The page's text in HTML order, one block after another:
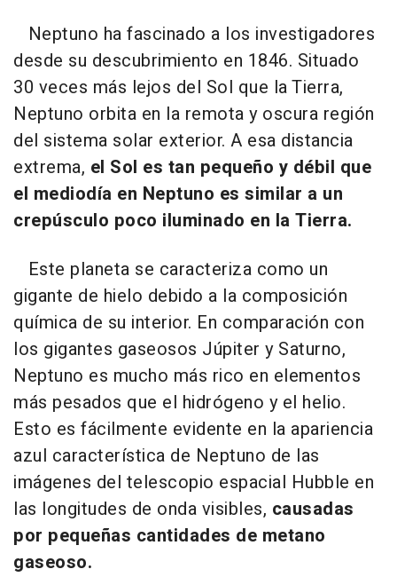
Neptuno ha fascinado a los investigadores
desde su descubrimiento en 1846. Situado
30 veces más lejos del Sol que la Tierra,
Neptuno orbita en la remota y oscura región
del sistema solar exterior. A esa distancia
extrema, el Sol es tan pequeño y débil que
el mediodía en Neptuno es similar a un
crepúsculo poco iluminado en la Tierra.
Este planeta se caracteriza como un
gigante de hielo debido a la composición
química de su interior. En comparación con
los gigantes gaseosos Júpiter y Saturno,
Neptuno es mucho más rico en elementos
más pesados que el hidrógeno y el helio.
Esto es fácilmente evidente en la apariencia
azul característica de Neptuno de las
imágenes del telescopio espacial Hubble en
las longitudes de onda visibles, causadas
por pequeñas cantidades de metano
gaseoso.